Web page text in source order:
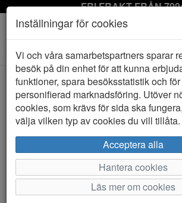
FRI FRAKT FRÅN
Toggle
navigation
HEM BJÖRN BORG
Inställningar för cookies
Vi och våra samarbetspartners sparar
besök på din enhet för att kunna
funktioner, spara besöksstatistik och
personifierad marknadsföring. Utöver
cookies, som krävs för sida ska
välja vilken typ av cookies du vill tillåta.
Acceptera alla
Hantera cookies
Läs mer om cookies